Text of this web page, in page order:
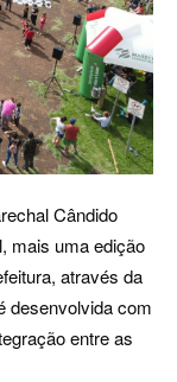
Cândido
mais uma edição
através da
desenvolvida com
entre as